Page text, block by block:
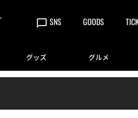
SNS GOODS
グッズ グルメ